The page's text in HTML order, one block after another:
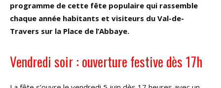
programme de cette fête populaire qui rassemble
chaque année habitants et visiteurs du Val-de-
Travers sur la Place de l’Abbaye.
Vendredi soir : ouverture festive dès 17h